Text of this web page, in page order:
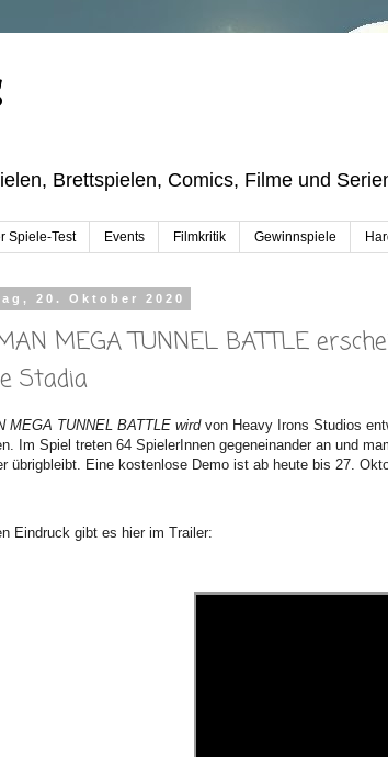
Brettspielen, Comics, Filme und
Spiele-Test Events Filmkritik Gewinnspiele
20. Oktober 2020
MEGA TUNNEL BATTLE
Stadia
MEGA TUNNEL BATTLE wird von Heavy Irons Studios
Im Spiel treten 64 SpielerInnen gegeneinander an und
übrigbleibt. Eine kostenlose Demo ist ab heute bis 27.
Eindruck gibt es hier im Trailer: